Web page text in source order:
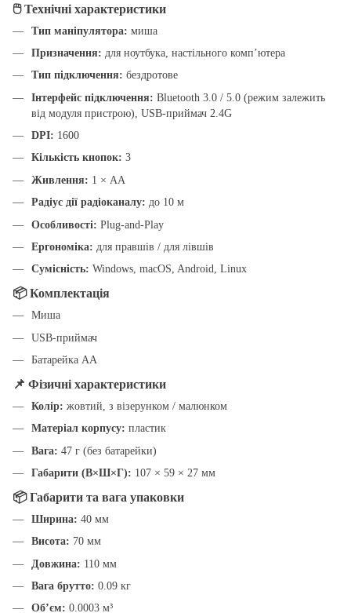
🖱️ Технічні характеристики
Тип маніпулятора: миша
Призначення: для ноутбука, настільного комп’ютера
Тип підключення: бездротове
Інтерфейс підключення: Bluetooth 3.0 / 5.0 (режим залежить
від модуля пристрою), USB-приймач 2.4G
DPI: 1600
Кількість кнопок: 3
Живлення: 1 × AA
Радіус дії радіоканалу: до 10 м
Особливості: Plug-and-Play
Ергономіка: для правшів / для лівшів
Сумісність: Windows, macOS, Android, Linux
📦 Комплектація
Миша
USB-приймач
Батарейка AA
📌 Фізичні характеристики
Колір: жовтий, з візерунком / малюнком
Матеріал корпусу: пластик
Вага: 47 г (без батарейки)
Габарити (В×Ш×Г): 107 × 59 × 27 мм
📦 Габарити та вага упаковки
Ширина: 40 мм
Висота: 70 мм
Довжина: 110 мм
Вага брутто: 0.09 кг
Об’єм: 0.0003 м³